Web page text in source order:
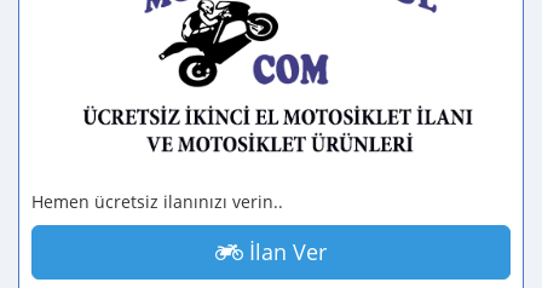
Hemen ücretsiz ilanınızı verin..
İlan Ver